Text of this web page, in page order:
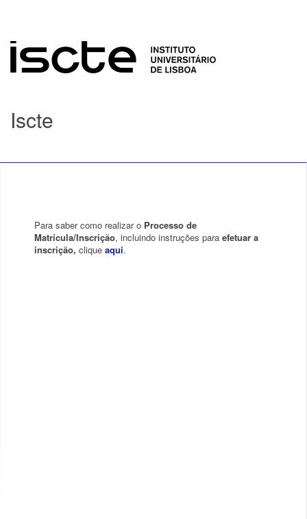
Iscte
Para saber como realizar o Processo de
Matrícula/Inscrição, incluindo instruções para efetuar a
inscrição, clique aqui.